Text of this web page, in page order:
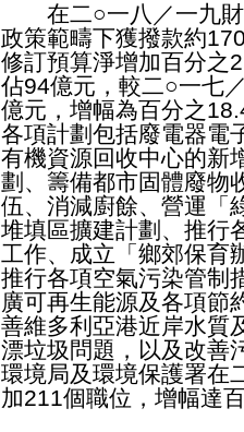
在二○一八／一九財
政策範疇下獲撥款約
修訂預算淨增加百分之
佔94億元，較二○一七
億元，增幅為百分之
各項計劃包括廢電器電
有機資源回收中心的新
劃、籌備都市固體廢物
伍、消減廚餘、營運「
堆填區擴建計劃、推行
工作、成立「鄉郊保育
推行各項空氣污染管制
廣可再生能源及各項節
善維多利亞港近岸水質
漂垃圾問題，以及改善
環境局及環境保護署在
加211個職位，增幅達